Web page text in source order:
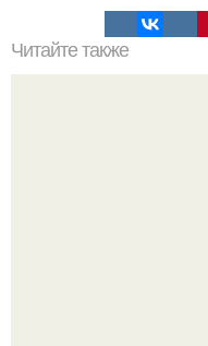
Читайте также